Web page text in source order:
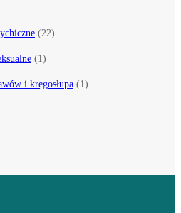
(22)
(1)
i kręgosłupa (1)